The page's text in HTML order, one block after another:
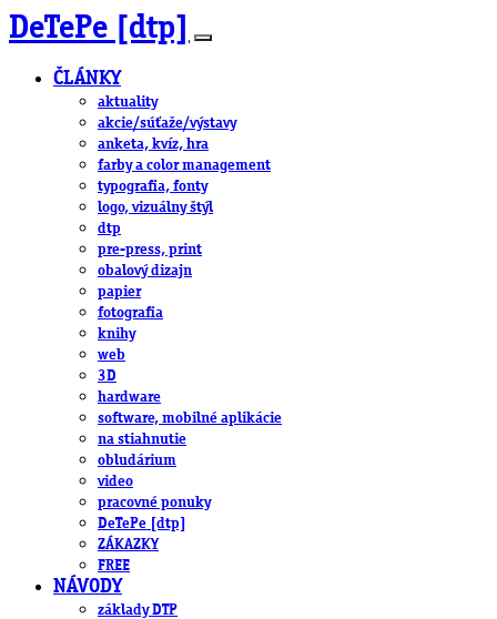
DeTePe [dtp]
ČLÁNKY
aktuality
akcie/súťaže/výstavy
anketa, kvíz, hra
farby a color management
typografia, fonty
logo, vizuálny štýl
dtp
pre-press, print
obalový dizajn
papier
fotografia
knihy
web
3D
hardware
software, mobilné aplikácie
na stiahnutie
obludárium
video
pracovné ponuky
DeTePe [dtp]
ZÁKAZKY
FREE
NÁVODY
základy DTP